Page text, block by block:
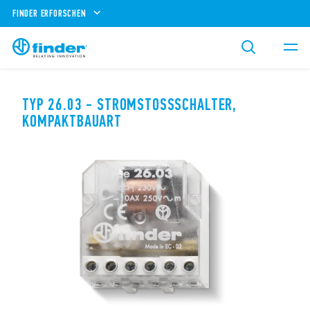
FINDER ERFORSCHEN
TYP 26.03 - STROMSTOSSSCHALTER, K
OMPAKTBAUART